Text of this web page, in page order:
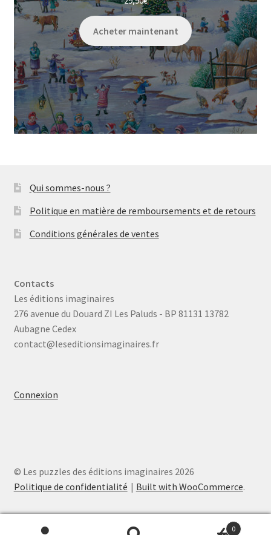
Acheter maintenant
Qui sommes-nous ?
Politique en matière de remboursements et de retours
Conditions générales de ventes
Contacts
Les éditions imaginaires
276 avenue du Douard ZI Les Paluds - BP 81131 13782
Aubagne Cedex
contact@leseditionsimaginaires.fr
Connexion
© Les puzzles des éditions imaginaires 2026
Politique de confidentialité
Built with WooCommerce.
0